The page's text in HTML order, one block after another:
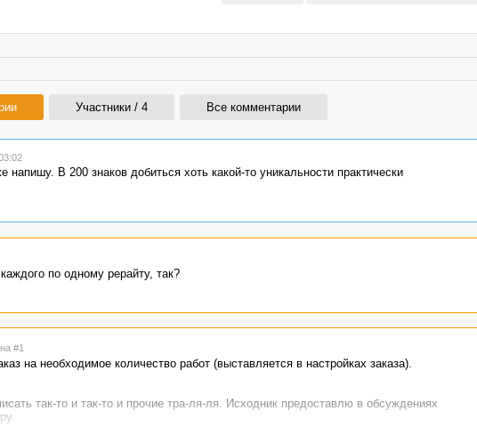
Участники / 4 Все комментарии
В 200 знаков добиться хоть какой-то уникальности практически
по одному рерайту, так?
#1
на необходимое количество работ (выставляется в настройках заказа).
так-то и так-то и прочие тра-ля-ля. Исходник предоставлю в обсуждениях